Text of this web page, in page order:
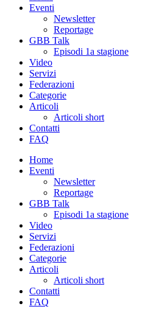
Eventi
Newsletter
Reportage
GBB Talk
Episodi 1a stagione
Video
Servizi
Federazioni
Categorie
Articoli
Articoli short
Contatti
FAQ
Home
Eventi
Newsletter
Reportage
GBB Talk
Episodi 1a stagione
Video
Servizi
Federazioni
Categorie
Articoli
Articoli short
Contatti
FAQ